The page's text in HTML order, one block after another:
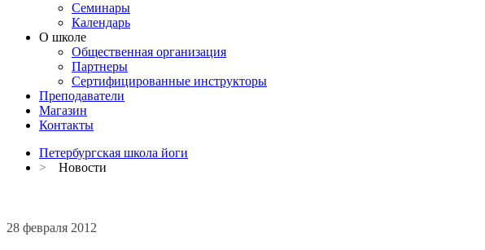
Семинары
Календарь
О школе
Общественная организация
Партнеры
Сертифицированные инструкторы
Преподаватели
Магазин
Контакты
Петербургская школа йоги
>
Новости
28 февраля 2012